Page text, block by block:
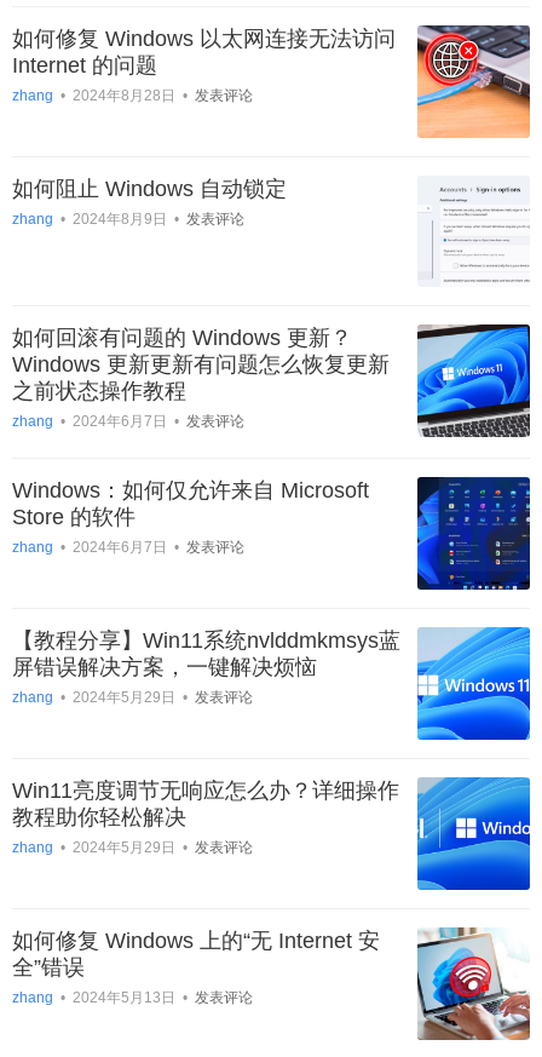
如何修复 Windows 以太网连接无法访问
Internet 的问题
zhang • 2024年8月28日 • 发表评论
如何阻止 Windows 自动锁定
zhang • 2024年8月9日 • 发表评论
如何回滚有问题的 Windows 更新？
Windows 更新更新有问题怎么恢复更新
之前状态操作教程
zhang • 2024年6月7日 • 发表评论
Windows：如何仅允许来自 Microsoft
Store 的软件
zhang • 2024年6月7日 • 发表评论
【教程分享】Win11系统nvlddmkmsys蓝
屏错误解决方案，一键解决烦恼
zhang • 2024年5月29日 • 发表评论
Win11亮度调节无响应怎么办？详细操作
教程助你轻松解决
zhang • 2024年5月29日 • 发表评论
如何修复 Windows 上的“无 Internet 安
全”错误
zhang • 2024年5月13日 • 发表评论